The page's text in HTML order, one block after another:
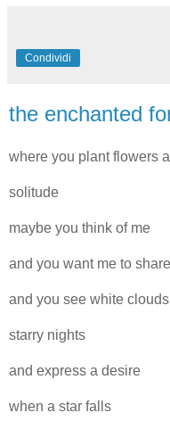
Condividi
the enchanted
where you plant flowers
solitude
maybe you think of me
and you want me to
and you see white
starry nights
and express a desire
when a star falls